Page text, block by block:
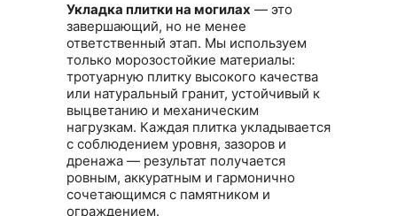
Укладка плитки на могилах — это
завершающий, но не менее
ответственный этап. Мы используем
только морозостойкие материалы:
тротуарную плитку высокого качества
или натуральный гранит, устойчивый к
выцветанию и механическим
нагрузкам. Каждая плитка укладывается
с соблюдением уровня, зазоров и
дренажа — результат получается
ровным, аккуратным и гармонично
сочетающимся с памятником и
ограждением.